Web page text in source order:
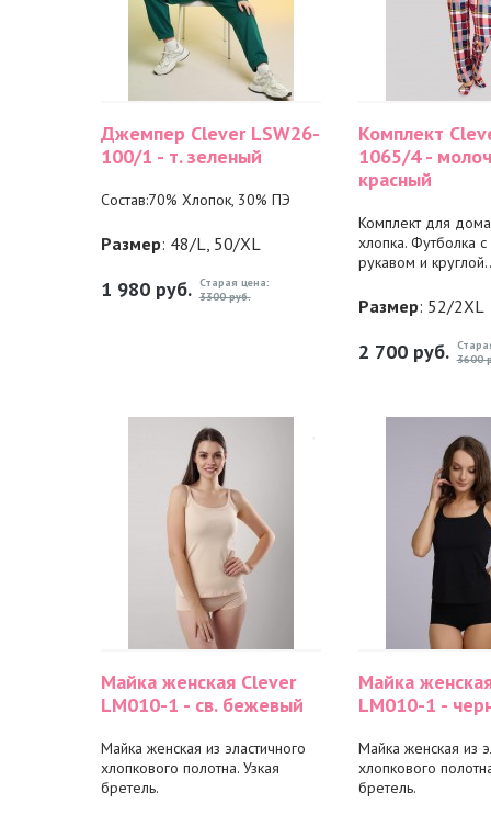
Джемпер Clever LSW26-
100/1 - т. зеленый
Состав:70% Хлопок, 30% ПЭ
Размер: 48/L, 50/XL
1 980руб. Старая цена:
3300 руб.
Комплект
1065/4 -
красный
Комплект для
хлопка. Футболка
рукавом и
Размер: 52/2XL
2 700руб. 3600
Майка женская Clever
LM010-1 - св. бежевый
Майка женская из эластичного
хлопкового полотна. Узкая
бретель.
Майка
LM010-1 -
Майка женская из
хлопкового
бретель.